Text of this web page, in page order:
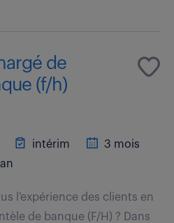
de
(f/h)
intérim
3 mois
l'expérience des clients en
de banque (F/H) ? Dans